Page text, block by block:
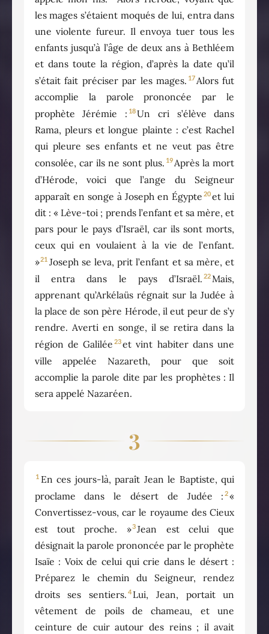
les mages s’étaient moqués de lui, entra dans
une violente fureur. Il envoya tuer tous les
enfants jusqu’à l’âge de deux ans à Bethléem
et dans toute la région, d’après la date qu’il
s’était fait préciser par les mages. 17Alors fut
accomplie la parole prononcée par le
prophète Jérémie : 18Un cri s’élève dans
Rama, pleurs et longue plainte : c’est Rachel
qui pleure ses enfants et ne veut pas être
consolée, car ils ne sont plus. 19Après la mort
d’Hérode, voici que l’ange du Seigneur
apparaît en songe à Joseph en Égypte 20et lui
dit : « Lève-toi ; prends l’enfant et sa mère, et
pars pour le pays d’Israël, car ils sont morts,
ceux qui en voulaient à la vie de l’enfant.
»21 Joseph se leva, prit l’enfant et sa mère, et
il entra dans le pays d’Israël. 22Mais,
apprenant qu’Arkélaüs régnait sur la Judée à
la place de son père Hérode, il eut peur de s’y
rendre. Averti en songe, il se retira dans la
région de Galilée 23et vint habiter dans une
ville appelée Nazareth, pour que soit
accomplie la parole dite par les prophètes : Il
sera appelé Nazaréen.
3
1 En ces jours-là, paraît Jean le Baptiste, qui
proclame dans le désert de Judée : 2«
Convertissez-vous, car le royaume des Cieux
est tout proche. »3Jean est celui que
désignait la parole prononcée par le prophète
Isaïe : Voix de celui qui crie dans le désert :
Préparez le chemin du Seigneur, rendez
droits ses sentiers. 4 Lui, Jean, portait un
vêtement de poils de chameau, et une
ceinture de cuir autour des reins ; il avait